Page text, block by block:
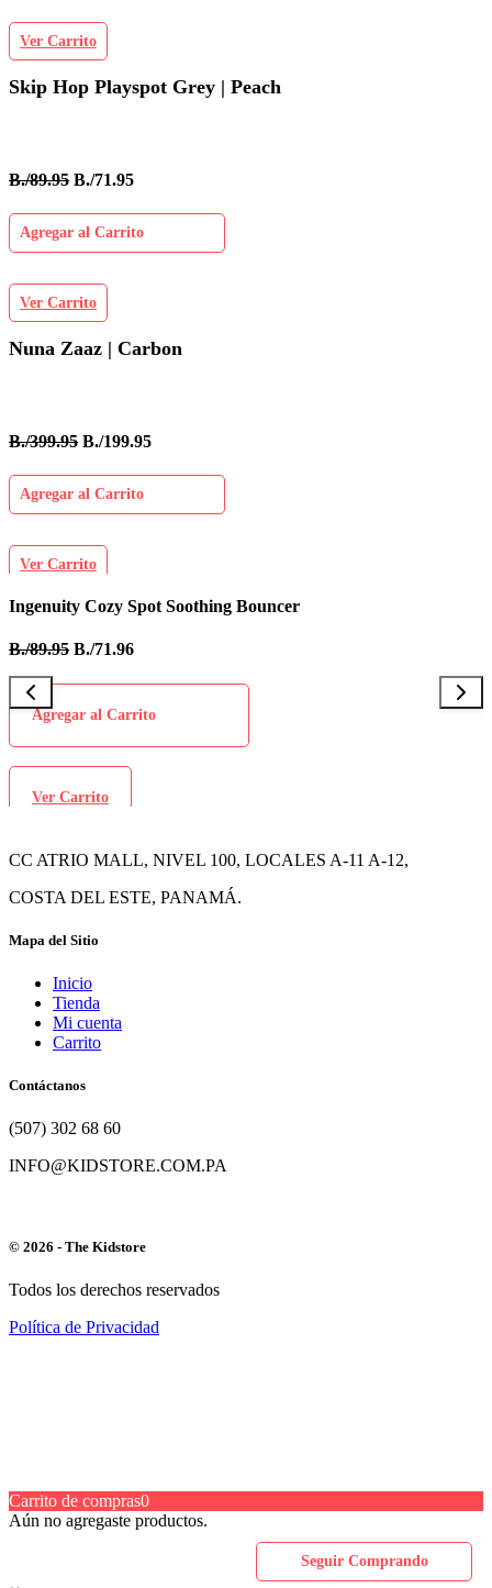
Ver Carrito
Skip Hop Playspot Grey | Peach
B./89.95 B./71.95
Agregar al Carrito
Ver Carrito
Nuna Zaaz | Carbon
B./399.95 B./199.95
Agregar al Carrito
Ver Carrito
Ingenuity Cozy Spot Soothing Bouncer
B./89.95 B./71.96
Agregar al Carrito
Ver Carrito
CC ATRIO MALL, NIVEL 100, LOCALES A-11 A-12,
COSTA DEL ESTE, PANAMÁ.
Mapa del Sitio
Inicio
Tienda
Mi cuenta
Carrito
Contáctanos
(507) 302 68 60
INFO@KIDSTORE.COM.PA
© 2026 - The Kidstore
Todos los derechos reservados
Política de Privacidad
Carrito de compras0
Aún no agregaste productos.
Seguir Comprando